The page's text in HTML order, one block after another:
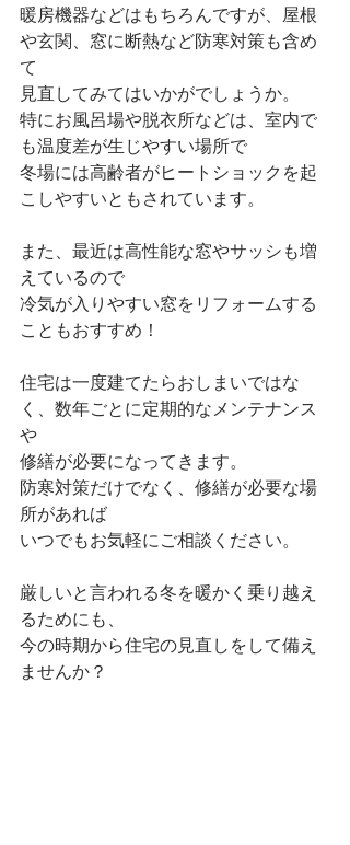
暖房機器などはもちろんですが、屋根
や玄関、窓に断熱など防寒対策も含め
て
見直してみてはいかがでしょうか。
特にお風呂場や脱衣所などは、室内で
も温度差が生じやすい場所で
冬場には高齢者がヒートショックを起
こしやすいともされています。
また、最近は高性能な窓やサッシも増
えているので
冷気が入りやすい窓をリフォームする
こともおすすめ！
住宅は一度建てたらおしまいではな
く、数年ごとに定期的なメンテナンス
や
修繕が必要になってきます。
防寒対策だけでなく、修繕が必要な場
所があれば
いつでもお気軽にご相談ください。
厳しいと言われる冬を暖かく乗り越え
るためにも、
今の時期から住宅の見直しをして備え
ませんか？